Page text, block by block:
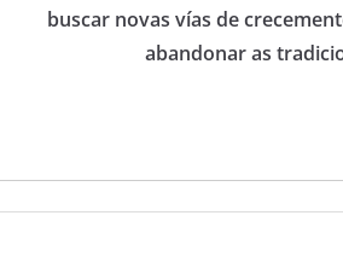
buscar novas vías de
abandonar as